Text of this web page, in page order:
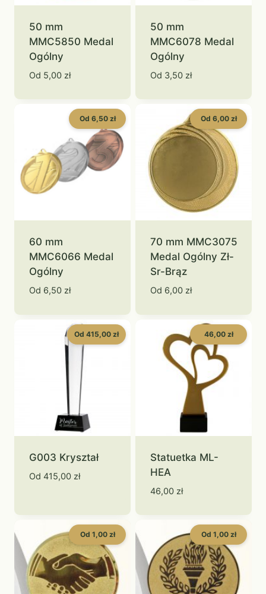
50 mm
MMC5850 Medal
Ogólny
Od 5,00 zł
50 mm
MMC6078 Medal
Ogólny
Od 3,50 zł
Od 6,50 zł
60 mm
MMC6066 Medal
Ogólny
Od 6,50 zł
Od 6,00 zł
70 mm MMC3075
Medal Ogólny Zł-
Sr-Brąz
Od 6,00 zł
Od 415,00 zł
G003 Kryształ
Od 415,00 zł
46,00 zł
Statuetka ML-
HEA
46,00 zł
Od 1,00 zł Od 1,00 zł